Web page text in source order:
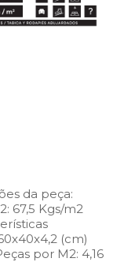
da peça:
67,5 Kgs/m2
(cm)
por M2: 4,16